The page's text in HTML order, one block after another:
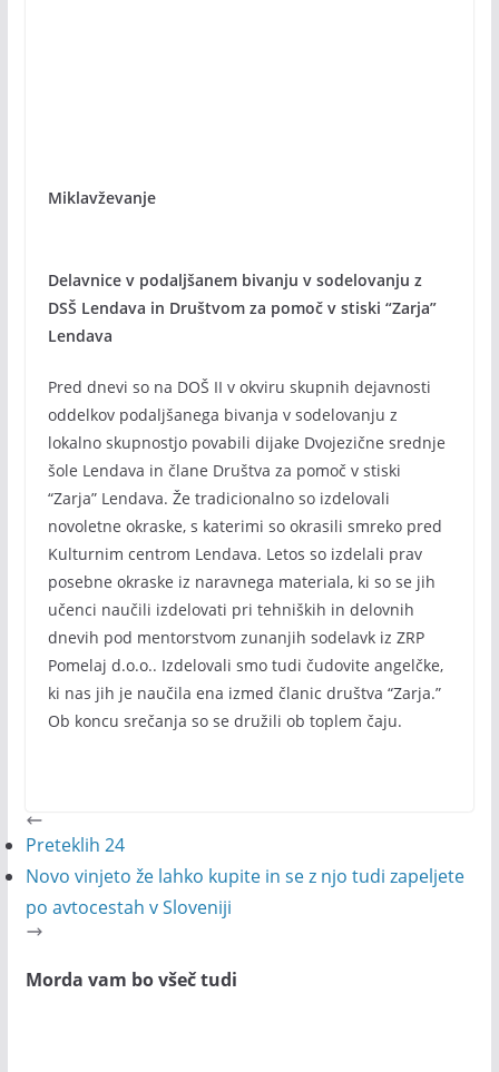
Miklavževanje
Delavnice v podaljšanem bivanju v sodelovanju z
DSŠ Lendava in Društvom za pomoč v stiski “Zarja”
Lendava
Pred dnevi so na DOŠ II v okviru skupnih dejavnosti
oddelkov podaljšanega bivanja v sodelovanju z
lokalno skupnostjo povabili dijake Dvojezične srednje
šole Lendava in člane Društva za pomoč v stiski
“Zarja” Lendava. Že tradicionalno so izdelovali
novoletne okraske, s katerimi so okrasili smreko pred
Kulturnim centrom Lendava. Letos so izdelali prav
posebne okraske iz naravnega materiala, ki so se jih
učenci naučili izdelovati pri tehniških in delovnih
dnevih pod mentorstvom zunanjih sodelavk iz ZRP
Pomelaj d.o.o.. Izdelovali smo tudi čudovite angelčke,
ki nas jih je naučila ena izmed članic društva “Zarja.”
Ob koncu srečanja so se družili ob toplem čaju.
Preteklih 24
Novo vinjeto že lahko kupite in se z njo tudi zapeljete
po avtocestah v Sloveniji
Morda vam bo všeč tudi